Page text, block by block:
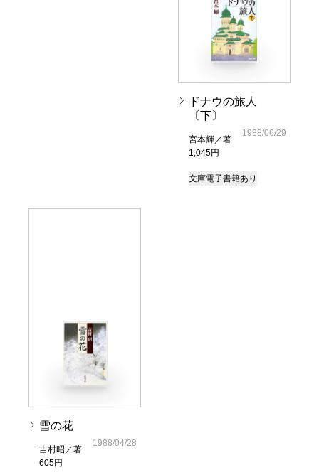
ドナウの旅人
〔下〕
宮本輝／著
1,045円
1988/06/29
文庫電子書籍あり
雪の花
吉村昭／著
605円
1988/04/28